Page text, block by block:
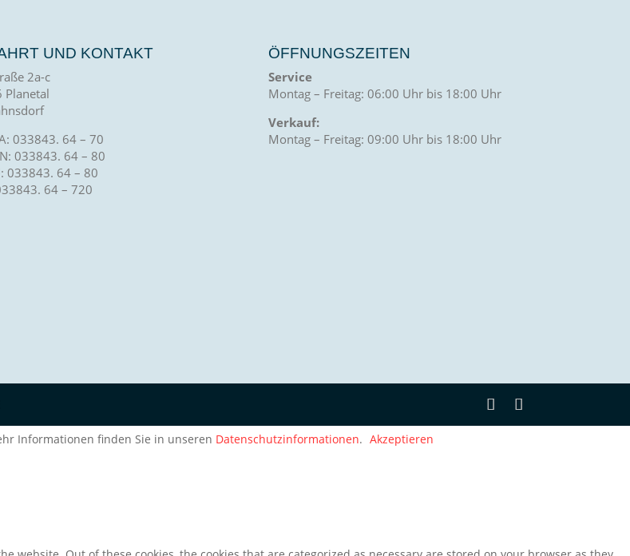
UND KONTAKT
2a-c
Planetal
033843. 64 – 70
033843. 64 – 80
033843. 64 – 80
64 – 720
ÖFFNUNGSZEITEN
Service
Montag – Freitag: 06:00 Uhr bis 18:00 Uhr
Verkauf:
Montag – Freitag: 09:00 Uhr bis 18:00 Uhr
Informationen finden Sie in unseren Datenschutzinformationen. Akzeptieren